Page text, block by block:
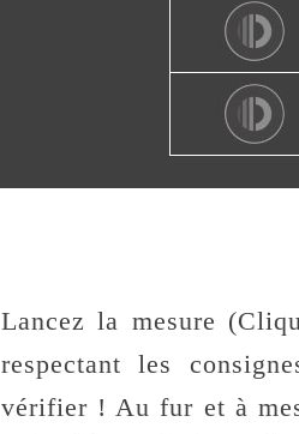
Lancez la mesure
respectant les
vérifier ! Au fur et à